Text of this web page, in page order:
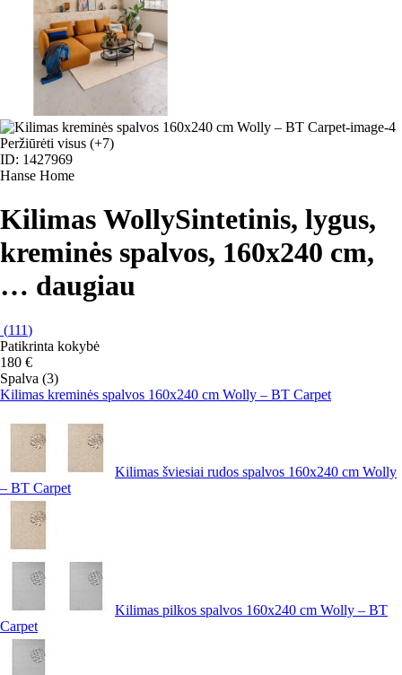
Peržiūrėti visus (+7)
ID: 1427969
Hanse Home
Kilimas WollySintetinis, lygus,
kreminės spalvos, 160x240 cm,
… daugiau
(111)
Patikrinta kokybė
180 €
Spalva (3)
Kilimas kreminės spalvos 160x240 cm Wolly – BT Carpet
Kilimas šviesiai rudos spalvos 160x240 cm Wolly
– BT Carpet
Kilimas pilkos spalvos 160x240 cm Wolly – BT
Carpet